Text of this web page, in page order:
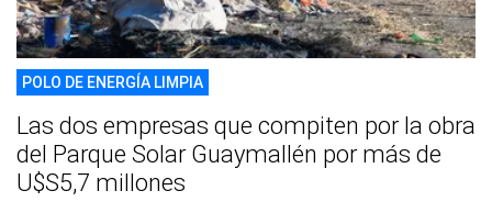
POLO DE ENERGÍA LIMPIA
Las dos empresas que compiten por la obra
del Parque Solar Guaymallén por más de
U$S5,7 millones